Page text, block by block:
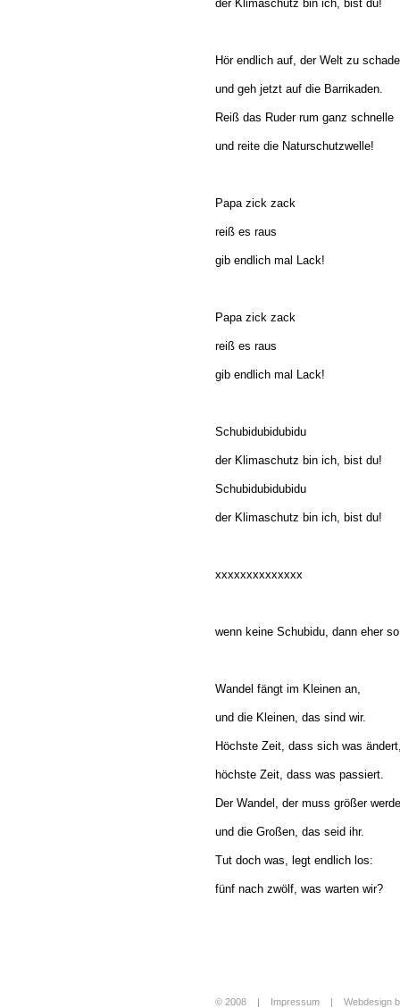
der Klimaschutz bin ich, bist du!
Hör endlich auf, der Welt zu
und geh jetzt auf die Barrikaden.
Reiß das Ruder rum ganz schnelle
und reite die Naturschutzwelle!
Papa zick zack
reiß es raus
gib endlich mal Lack!
Papa zick zack
reiß es raus
gib endlich mal Lack!
Schubidubidubidu
der Klimaschutz bin ich, bist du!
Schubidubidubidu
der Klimaschutz bin ich, bist du!
xxxxxxxxxxxxxx
wenn keine Schubidu, dann eher
Wandel fängt im Kleinen an,
und die Kleinen, das sind wir.
Höchste Zeit, dass sich was
höchste Zeit, dass was passiert.
Der Wandel, der muss größer
und die Großen, das seid ihr.
Tut doch was, legt endlich los:
fünf nach zwölf, was warten wir?
© 2008 | Impressum | Webdesign